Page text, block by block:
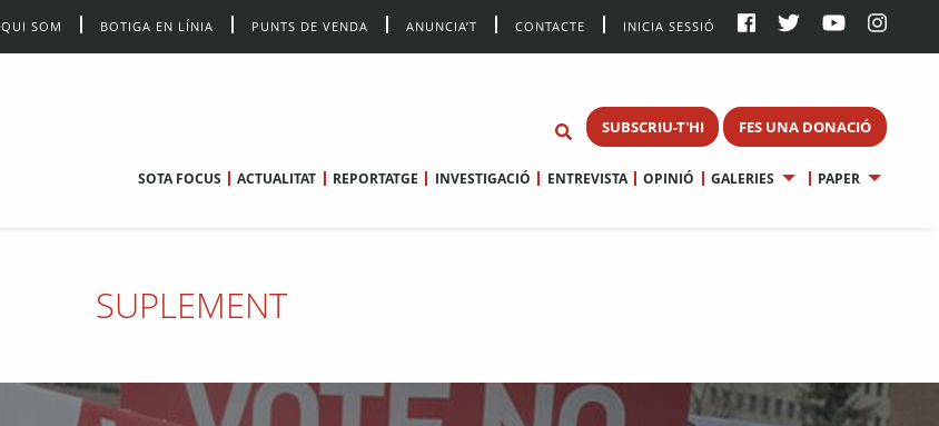
QUI SOM BOTIGA EN LÍNIA PUNTS DE VENDA ANUNCIA’T CONTACTE INICIA SESSIÓ
SUBSCRIU-T'HI FES UNA DONACIÓ
SOTA FOCUS ACTUALITAT REPORTATGE INVESTIGACIÓ ENTREVISTA OPINIÓ GALERIES PAPER
SUPLEMENT